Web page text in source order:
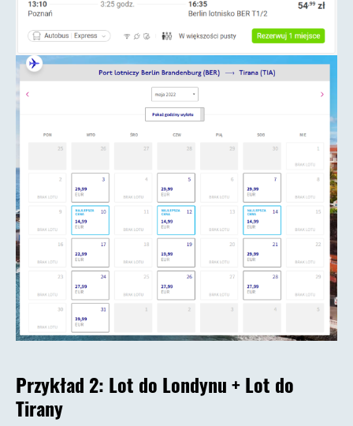
Przykład 2: Lot do Londynu + Lot do
Tirany